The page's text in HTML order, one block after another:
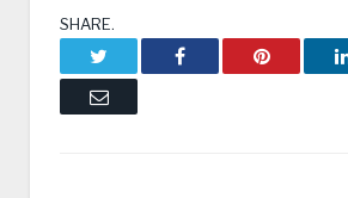
SHARE.
Facebook Pinterest
Email